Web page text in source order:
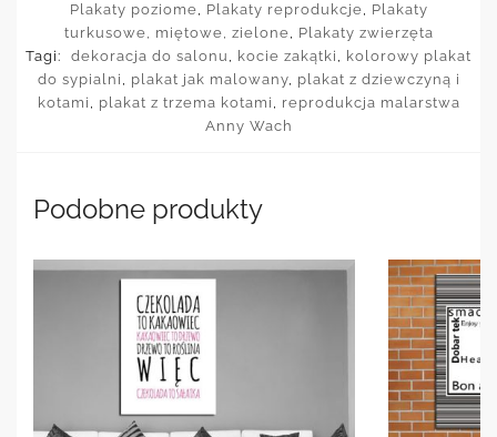
Plakaty poziome, Plakaty reprodukcje, Plakaty
turkusowe, miętowe, zielone, Plakaty zwierzęta
Tagi:
dekoracja do salonu , kocie zakątki , kolorowy plakat
do sypialni , plakat jak malowany, plakat z dziewczyną i
kotami , plakat z trzema kotami , reprodukcja malarstwa
Anny Wach
Podobne produkty